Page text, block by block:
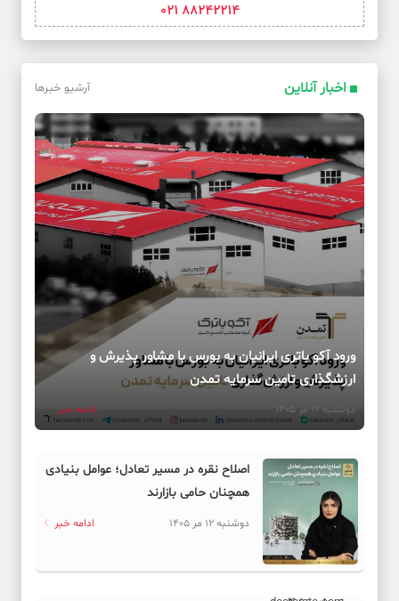
88242214 021
اخبار آنلاین آرشیو خبرها
ورود آکو باتری ایرانیان به بورس با مشاور پذیرش و
ارزشگذاری تامین سرمایه تمدن
دوشنبه 12 مر 1405 ادامه خبر
اصلاح نقره در مسیر تعادل؛ عوامل بنیادی
همچنان حامی بازارند
دوشنبه 12 مر 1405 ادامه خبر